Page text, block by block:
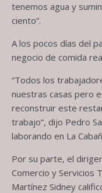
tenemos agua y
ciento”.
A los pocos días del
negocio de comida
“Todos los
nuestras casas pero
reconstruir este
trabajo”, dijo Pedro
laborando en La
Por su parte, el
Comercio y Servicios
Martínez Sidney